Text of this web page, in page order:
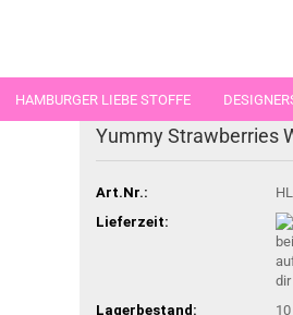
HAMBURGER LIEBE STOFFE
VON 25 UND 50 CMYummy Strawberries
Art.Nr.:
Lieferzeit:
dir
Lagerbestand: 10